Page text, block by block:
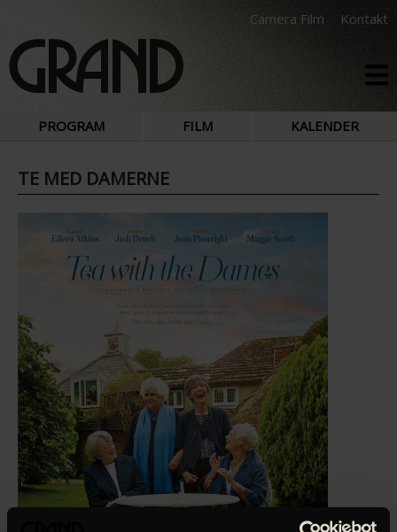
Camera Film Kontakt
PROGRAM FILM KALENDER
TE MED DAMERNE